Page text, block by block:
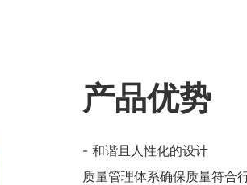
产品优势
- 和谐且人性化的设计
质量管理体系确保质量符合